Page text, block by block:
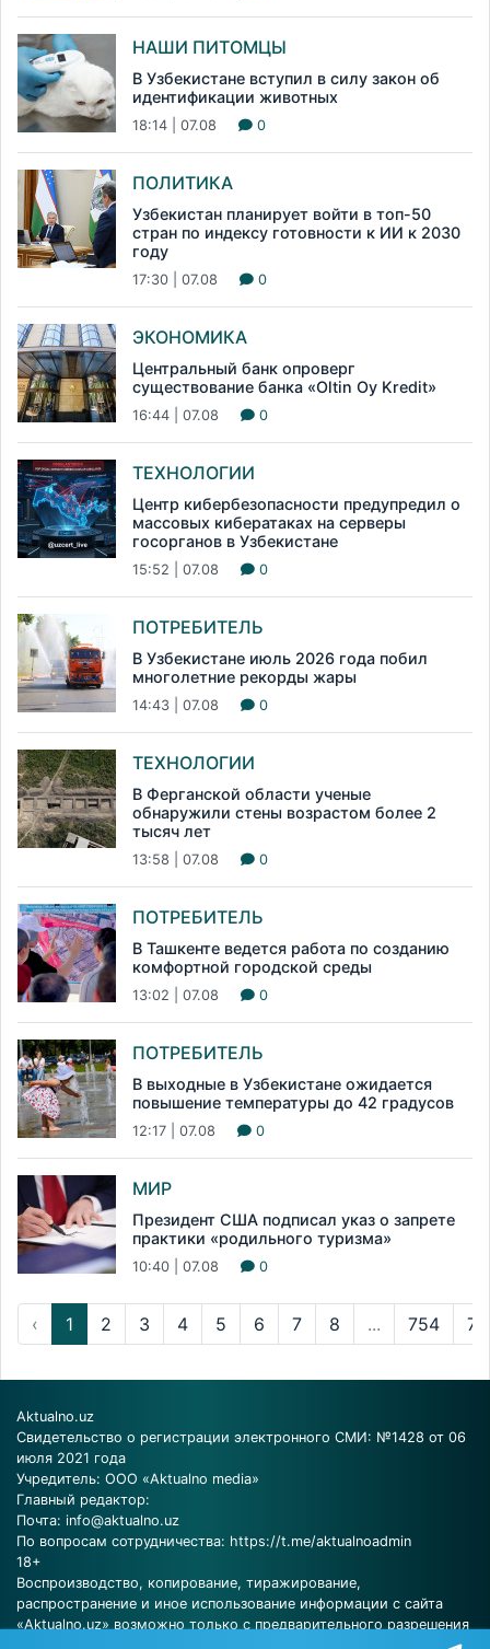
НАШИ ПИТОМЦЫ
В Узбекистане вступил в силу закон об
идентификации животных
18:14 | 07.08 0
ПОЛИТИКА
Узбекистан планирует войти в топ-50
стран по индексу готовности к ИИ к 2030
году
17:30 | 07.08 0
ЭКОНОМИКА
Центральный банк опроверг
существование банка «Oltin Oy Kredit»
16:44 | 07.08 0
ТЕХНОЛОГИИ
Центр кибербезопасности предупредил о
массовых кибератаках на серверы
госорганов в Узбекистане
15:52 | 07.08 0
ПОТРЕБИТЕЛЬ
В Узбекистане июль 2026 года побил
многолетние рекорды жары
14:43 | 07.08 0
ТЕХНОЛОГИИ
В Ферганской области ученые
обнаружили стены возрастом более 2
тысяч лет
13:58 | 07.08 0
ПОТРЕБИТЕЛЬ
В Ташкенте ведется работа по созданию
комфортной городской среды
13:02 | 07.08 0
ПОТРЕБИТЕЛЬ
В выходные в Узбекистане ожидается
повышение температуры до 42 градусов
12:17 | 07.08 0
МИР
Президент США подписал указ о запрете
практики «родильного туризма»
10:40 | 07.08 0
‹ 1 2 3 4 5 6 7 8 ... 754
Aktualno.uz
Свидетельство о регистрации электронного СМИ: №1428 от 06
июля 2021 года
Учредитель: ООО «Aktualno media»
Главный редактор:
Почта: info@aktualno.uz
По вопросам сотрудничества: https://t.me/aktualnoadmin
18+
Воспроизводство, копирование, тиражирование,
распространение и иное использование информации с сайта
«Aktualno.uz» возможно только с предварительного разрешения